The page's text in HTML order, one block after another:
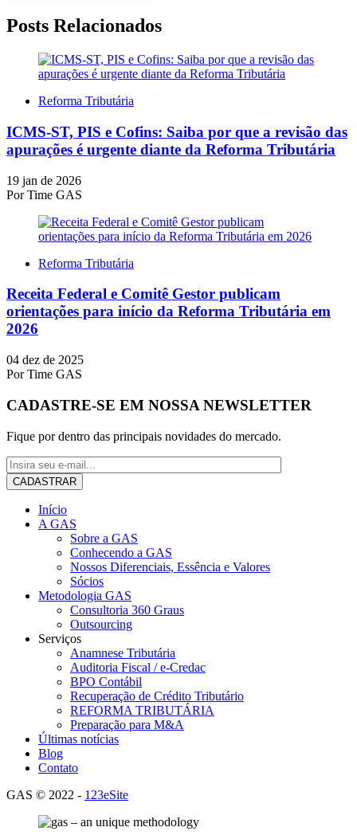
Posts Relacionados
Reforma Tributária
ICMS-ST, PIS e Cofins: Saiba por que a revisão das
apurações é urgente diante da Reforma Tributária
19 jan de 2026
PorTime GAS
Reforma Tributária
Receita Federal e Comitê Gestor publicam
orientações para início da Reforma Tributária em
2026
04 dez de 2025
PorTime GAS
CADASTRE-SE EM NOSSA NEWSLETTER
Fique por dentro das principais novidades do mercado.
Início
A GAS
Sobre a GAS
Conhecendo a GAS
Nossos Diferenciais, Essência e Valores
Sócios
Metodologia GAS
Consultoria 360 Graus
Outsourcing
Serviços
Anamnese Tributária
Auditoria Fiscal / e-Credac
BPO Contábil
Recuperação de Crédito Tributário
REFORMA TRIBUTÁRIA
Preparação para M&A
Últimas notícias
Blog
Contato
GAS © 2022 - 123eSite